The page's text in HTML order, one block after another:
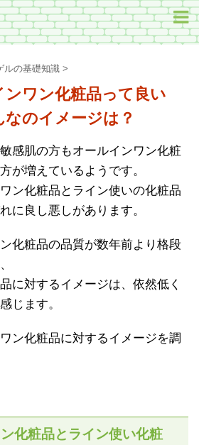
ルの基礎知識 >
ンワン化粧品って良い
なのイメージは？
感肌の方もオールインワン化粧
が増えているようです。
ン化粧品とライン使いの化粧品
に良し悪しがあります。
化粧品の品質が数年前より格段
に対するイメージは、依然低く
じます。
ン化粧品に対するイメージを調
化粧品とライン使い化粧